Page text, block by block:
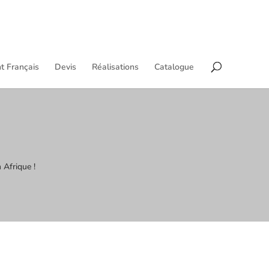
Français Devis Réalisations Catalogue
Afrique !